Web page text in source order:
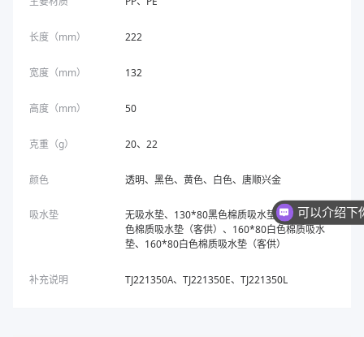
长度（mm） 222
宽度（mm） 132
高度（mm） 50
克重（g） 20、22
颜色 透明、黑色、黄色、白色、唐顺兴金
吸水垫
无吸水垫、130*80黑色棉质吸水垫、153*80黑
色棉质吸水垫（客供）、160*80白色棉质吸水
垫、160*80白色棉质吸水垫（客供）
补充说明 TJ221350A、TJ221350E、TJ221350L